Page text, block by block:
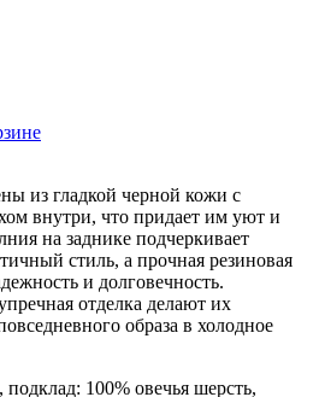
из гладкой черной кожи с
внутри, что придает им уют и
на заднике подчеркивает
стиль, а прочная резиновая
и долговечность.
отделка делают их
образа в холодное
подклад: 100% овечья шерсть,